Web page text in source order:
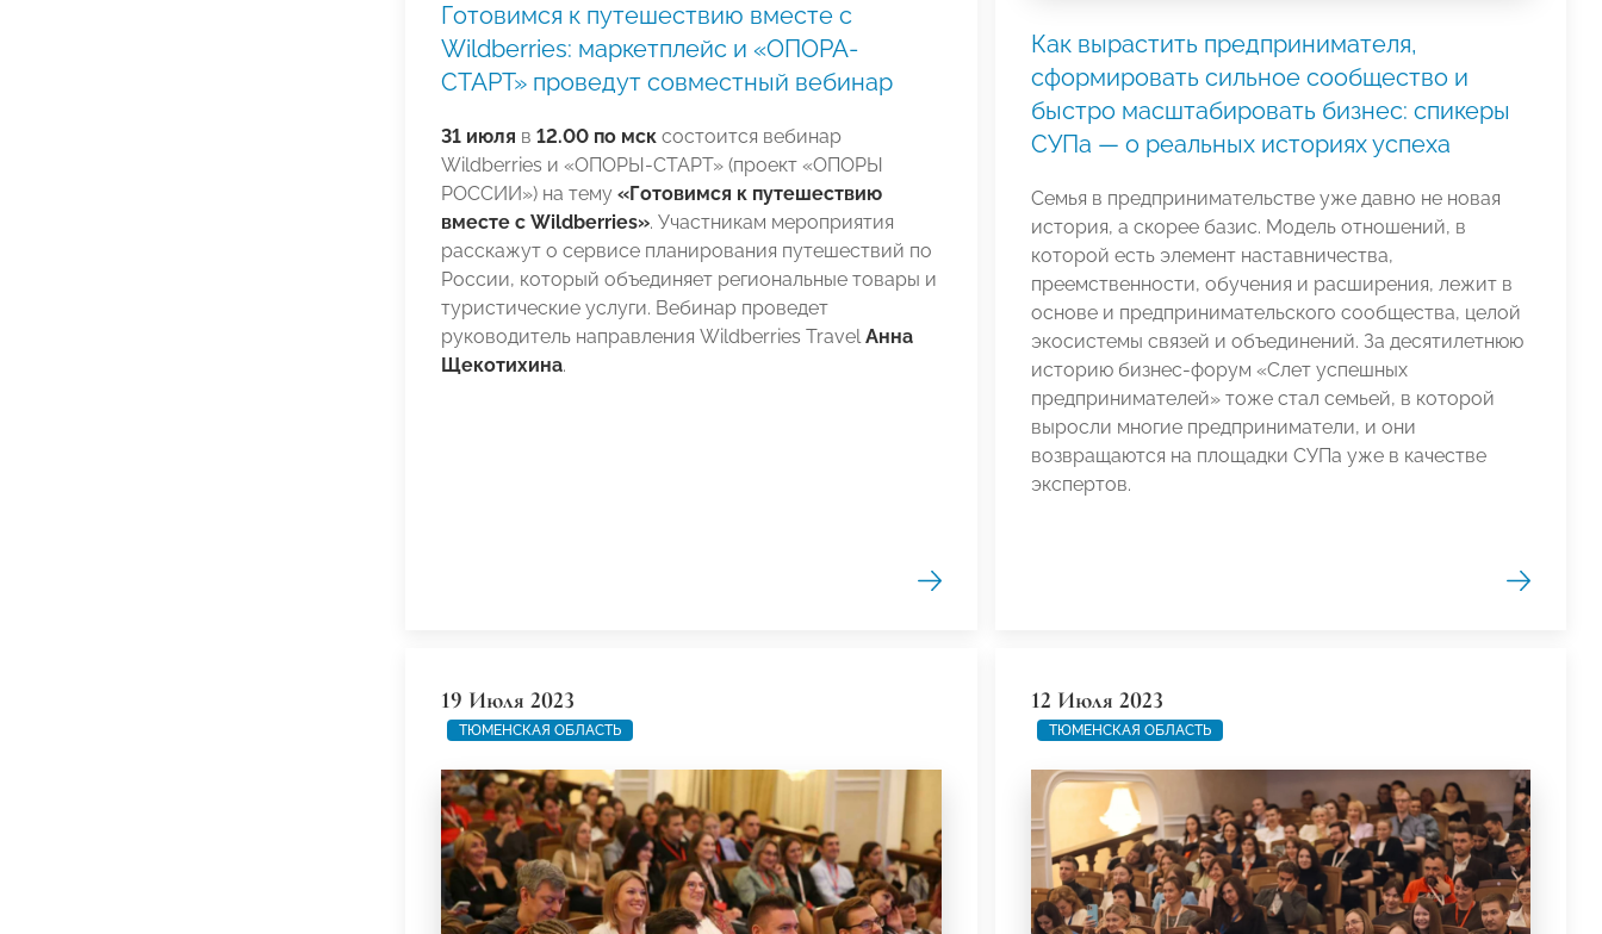
Готовимся к путешествию вместе с
Wildberries: маркетплейс и «ОПОРА-
СТАРТ» проведут совместный вебинар
31 июля в 12.00 по мск состоится вебинар
Wildberries и «ОПОРЫ-СТАРТ» (проект «ОПОРЫ
РОССИИ») на тему «Готовимся к путешествию
вместе с Wildberries». Участникам мероприятия
расскажут о сервисе планирования путешествий по
России, который объединяет региональные товары и
туристические услуги. Вебинар проведет
руководитель направления Wildberries TravelАнна
Щекотихина.
Как вырастить предпринимателя,
сформировать сильное сообщество и
быстро масштабировать бизнес: спикеры
СУПа — о реальных историях успеха
Семья в предпринимательстве уже давно не новая
история, а скорее базис. Модель отношений, в
которой есть элемент наставничества,
преемственности, обучения и расширения, лежит в
основе и предпринимательского сообщества, целой
экосистемы связей и объединений. За десятилетнюю
историю бизнес-форум «Слет успешных
предпринимателей» тоже стал семьей, в которой
выросли многие предприниматели, и они
возвращаются на площадки СУПа уже в качестве
экспертов.
19 Июля 2023
ТЮМЕНСКАЯ ОБЛАСТЬ
12 Июля 2023
ТЮМЕНСКАЯ ОБЛАСТЬ